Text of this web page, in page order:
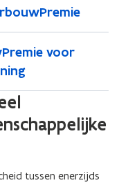
voor
tussen enerzijds